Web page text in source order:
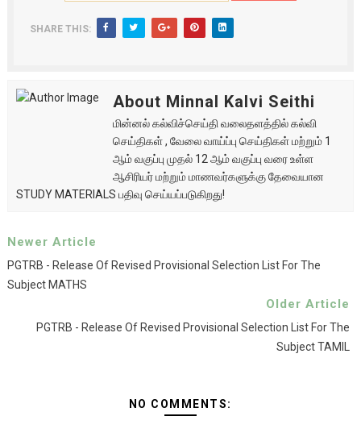
SHARE THIS:
About Minnal Kalvi Seithi
மின்னல் கல்விச்செய்தி வலைதளத்தில் கல்வி
செய்திகள் , வேலை வாய்ப்பு செய்திகள் மற்றும் 1
ஆம் வகுப்பு முதல் 12 ஆம் வகுப்பு வரை உள்ள
ஆசிரியர் மற்றும் மாணவர்களுக்கு தேவையான
STUDY MATERIALS பதிவு செய்யப்படுகிறது!
Newer Article
PGTRB - Release Of Revised Provisional Selection List For The
Subject MATHS
Older Article
PGTRB - Release Of Revised Provisional Selection List For The
Subject TAMIL
NO COMMENTS: